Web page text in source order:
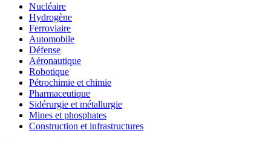
Nucléaire
Hydrogène
Ferroviaire
Automobile
Défense
Aéronautique
Robotique
Pétrochimie et chimie
Pharmaceutique
Sidérurgie et métallurgie
Mines et phosphates
Construction et infrastructures